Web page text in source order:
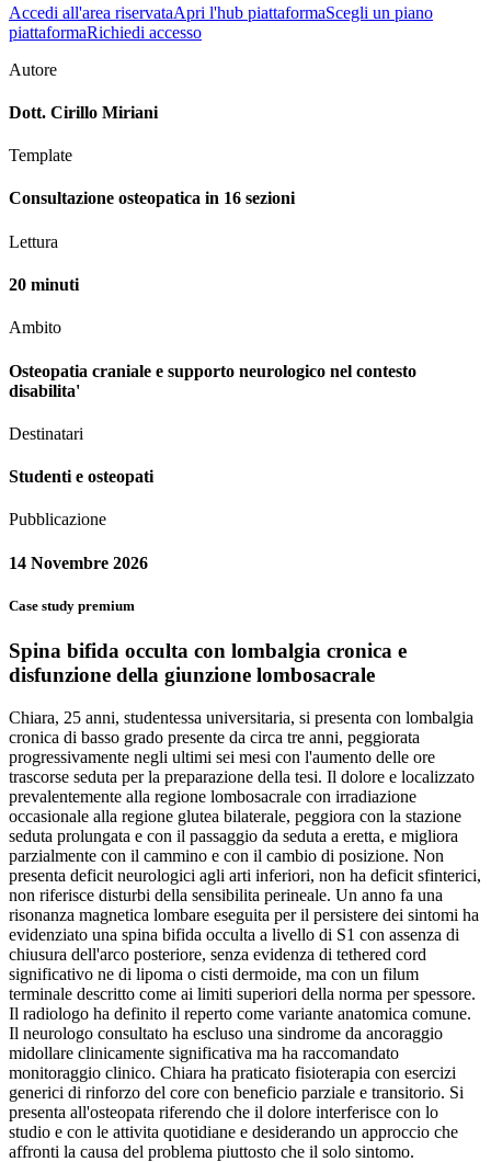
Accedi all'area riservataApri l'hub piattaformaScegli un piano
piattaformaRichiedi accesso
Autore
Dott. Cirillo Miriani
Template
Consultazione osteopatica in 16 sezioni
Lettura
20 minuti
Ambito
Osteopatia craniale e supporto neurologico nel contesto
disabilita'
Destinatari
Studenti e osteopati
Pubblicazione
14 Novembre 2026
Case study premium
Spina bifida occulta con lombalgia cronica e
disfunzione della giunzione lombosacrale
Chiara, 25 anni, studentessa universitaria, si presenta con lombalgia
cronica di basso grado presente da circa tre anni, peggiorata
progressivamente negli ultimi sei mesi con l'aumento delle ore
trascorse seduta per la preparazione della tesi. Il dolore e localizzato
prevalentemente alla regione lombosacrale con irradiazione
occasionale alla regione glutea bilaterale, peggiora con la stazione
seduta prolungata e con il passaggio da seduta a eretta, e migliora
parzialmente con il cammino e con il cambio di posizione. Non
presenta deficit neurologici agli arti inferiori, non ha deficit sfinterici,
non riferisce disturbi della sensibilita perineale. Un anno fa una
risonanza magnetica lombare eseguita per il persistere dei sintomi ha
evidenziato una spina bifida occulta a livello di S1 con assenza di
chiusura dell'arco posteriore, senza evidenza di tethered cord
significativo ne di lipoma o cisti dermoide, ma con un filum
terminale descritto come ai limiti superiori della norma per spessore.
Il radiologo ha definito il reperto come variante anatomica comune.
Il neurologo consultato ha escluso una sindrome da ancoraggio
midollare clinicamente significativa ma ha raccomandato
monitoraggio clinico. Chiara ha praticato fisioterapia con esercizi
generici di rinforzo del core con beneficio parziale e transitorio. Si
presenta all'osteopata riferendo che il dolore interferisce con lo
studio e con le attivita quotidiane e desiderando un approccio che
affronti la causa del problema piuttosto che il solo sintomo.